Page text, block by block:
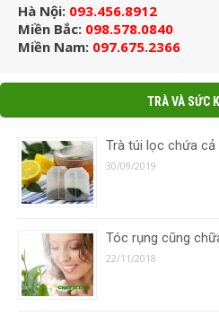
Hà Nội: 093.456.8912
Miền Bắc: 098.578.0840
Miền Nam: 097.675.2366
TRÀ VÀ SỨC
Trà túi lọc chứa
30/09/2019
Tóc rụng cũng
22/11/2018